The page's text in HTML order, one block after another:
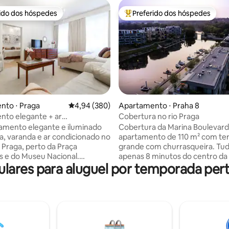
de 5, 170 avaliações
preferidos dos hóspedes
dos hóspedes
⋅ Praga 4,94 de uma avaliação média de 5, 380
4,94 (380)
elegante + ar
sauna, varanda e garagem
elegante e iluminado
varanda e ar condicionado no
perto da Praça
e do Museu Nacional.
GRATUITO E
em uma garagem a 5
ao Castelo de Praga e a
Entre os melhores preferidos
Preferido dos hóspedes
Apartamento ⋅ Praha 8
Cobertura no rio Praga
Cobertura da Marina
apartamento de 110 m² com
grande com churrasqueira.
apenas 8 minutos do centro da
Um refúgio de férias perfeito
escritório em casa para o
do rio Vltava, com caminhadas
até o centro da cidade através
para aluguel por temporada